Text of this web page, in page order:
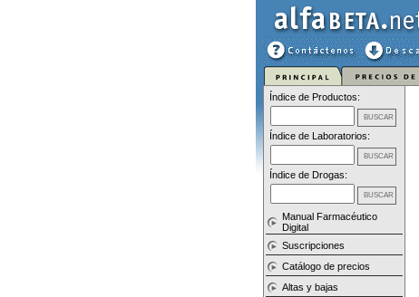
Índice de Productos:
Índice de Laboratorios:
Índice de Drogas:
Manual Farmacéutico
Digital
Suscripciones
Catálogo de precios
Altas y bajas